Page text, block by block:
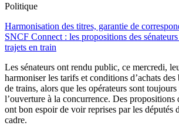
Politique
Harmonisation des titres, garantie de
SNCF Connect : les propositions des
trajets en train
Les sénateurs ont rendu public, ce mercredi,
harmoniser les tarifs et conditions d’achats des
de trains, alors que les opérateurs sont
l’ouverture à la concurrence. Des propositions
ont bon espoir de voir reprises par les députés
cadre.